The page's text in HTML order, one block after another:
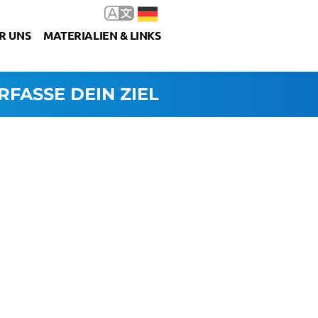
UNS MATERIALIEN & LINKS
DEIN ZIEL